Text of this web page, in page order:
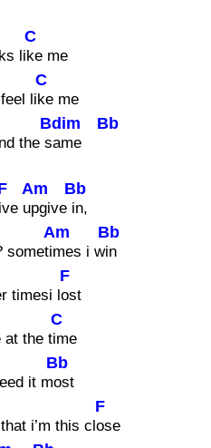
li
C
ke me
li
C
ke me
the s
Bdim
ame
Bb
u
Am
pgive
Bb
in,
someti
Am
mes i w
Bb
in
timesi l
F
ost
at the t
C
ime
it m
Bb
ost
i’m this cl
F
ose